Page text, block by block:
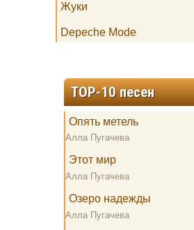
Жуки
Depeche Mode
TOP-10 песен
Опять метель
Алла Пугачева
Этот мир
Алла Пугачева
Озеро надежды
Алла Пугачева